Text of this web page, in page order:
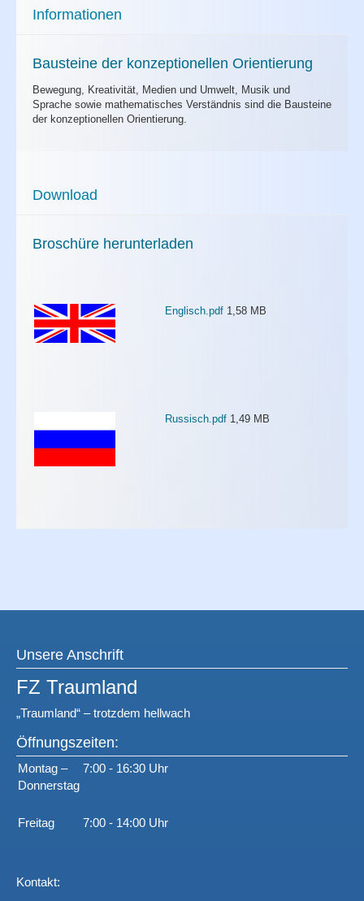
Informationen
Bausteine der konzeptionellen Orientierung
Bewegung, Kreativität, Medien und Umwelt, Musik und
Sprache sowie mathematisches Verständnis sind die Bausteine
der konzeptionellen Orientierung.
Download
Broschüre herunterladen
Englisch.pdf 1,58 MB
Russisch.pdf 1,49 MB
Unsere Anschrift
FZ Traumland
„Traumland“ – trotzdem hellwach
Öffnungszeiten:
Montag –
Donnerstag
7:00 - 16:30 Uhr
Freitag 7:00 - 14:00 Uhr
Kontakt: